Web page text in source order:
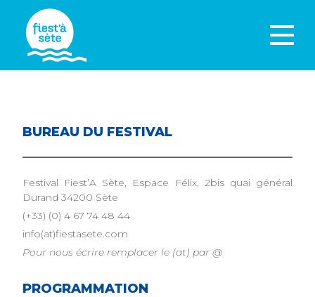
BUREAU DU FESTIVAL
Festival Fiest’A Sète, Espace Félix, 2bis quai général
Durand 34200 Sète
(+33) (0) 4 67 74 48 44
info(at)fiestasete.com
Pour nous écrire remplacer le (at) par @
PROGRAMMATION